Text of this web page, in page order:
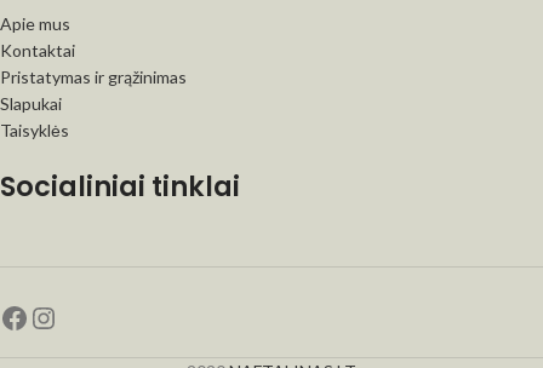
Apie mus
Kontaktai
Pristatymas ir grąžinimas
Slapukai
Taisyklės
Socialiniai tinklai